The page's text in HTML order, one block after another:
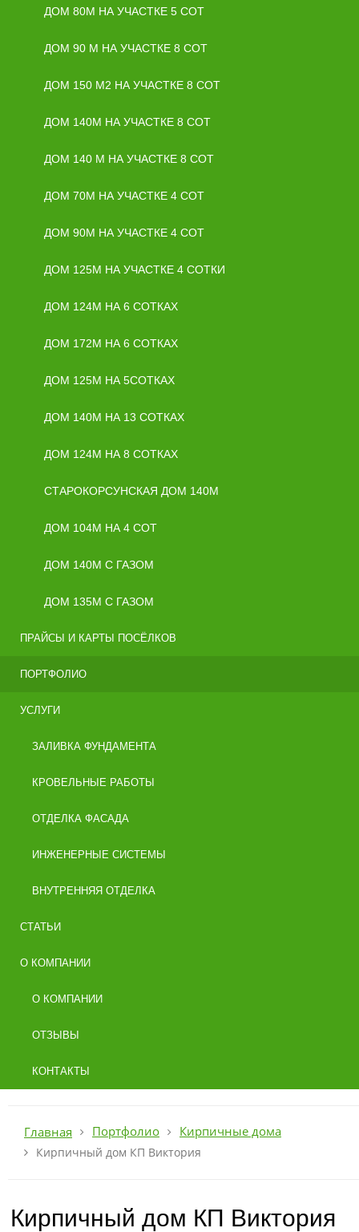
ДОМ 80М НА УЧАСТКЕ 5 СОТ
ДОМ 90 М НА УЧАСТКЕ 8 СОТ
ДОМ 150 М2 НА УЧАСТКЕ 8 СОТ
ДОМ 140М НА УЧАСТКЕ 8 СОТ
ДОМ 140 М НА УЧАСТКЕ 8 СОТ
ДОМ 70М НА УЧАСТКЕ 4 СОТ
ДОМ 90М НА УЧАСТКЕ 4 СОТ
ДОМ 125М НА УЧАСТКЕ 4 СОТКИ
ДОМ 124М НА 6 СОТКАХ
ДОМ 172М НА 6 СОТКАХ
ДОМ 125М НА 5СОТКАХ
ДОМ 140М НА 13 СОТКАХ
ДОМ 124М НА 8 СОТКАХ
СТАРОКОРСУНСКАЯ ДОМ 140М
ДОМ 104М НА 4 СОТ
ДОМ 140М С ГАЗОМ
ДОМ 135М С ГАЗОМ
ПРАЙСЫ И КАРТЫ ПОСЁЛКОВ
ПОРТФОЛИО
УСЛУГИ
ЗАЛИВКА ФУНДАМЕНТА
КРОВЕЛЬНЫЕ РАБОТЫ
ОТДЕЛКА ФАСАДА
ИНЖЕНЕРНЫЕ СИСТЕМЫ
ВНУТРЕННЯЯ ОТДЕЛКА
СТАТЬИ
О КОМПАНИИ
О КОМПАНИИ
ОТЗЫВЫ
КОНТАКТЫ
Главная Портфолио Кирпичные дома
Кирпичный дом КП Виктория
Кирпичный дом КП Виктория